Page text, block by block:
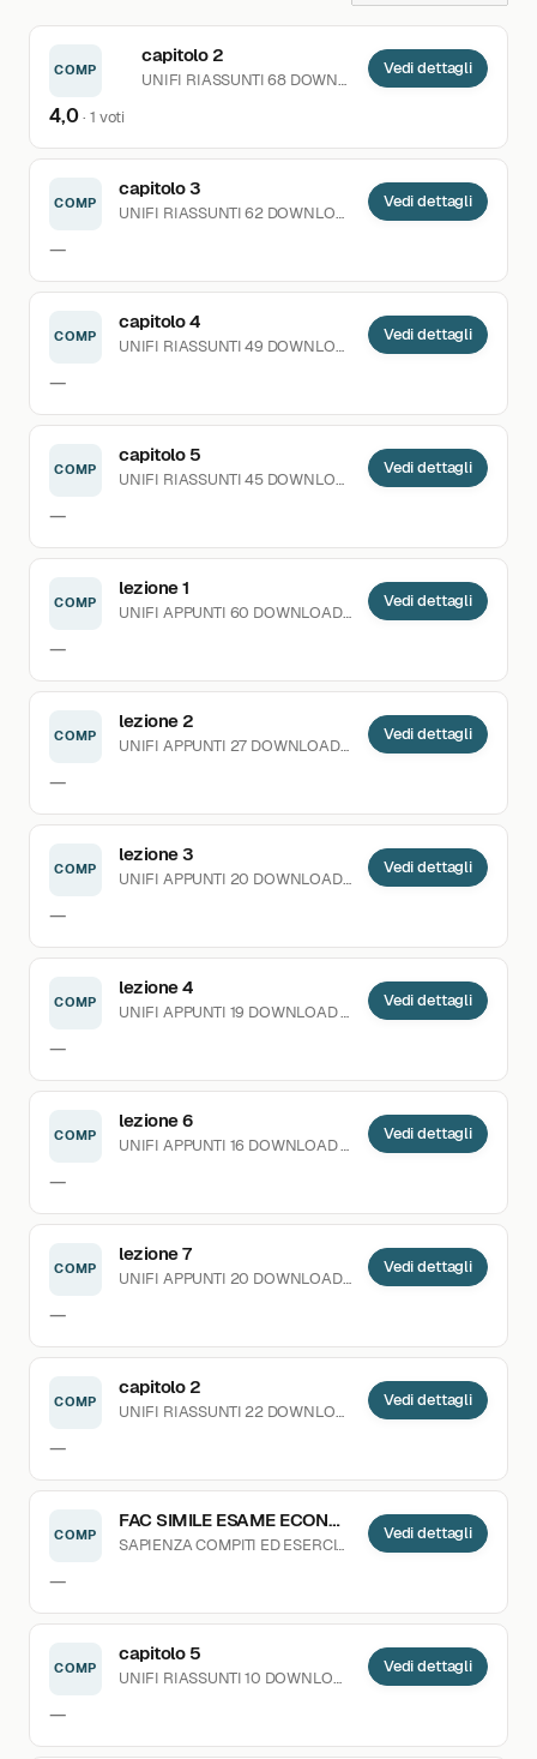
COMP
capitolo 2
UNIFI RIASSUNTI68 DOWNLOAD CARICATO
4,0 · 1 voti
Vedi dettagli
COMP
capitolo 3
UNIFI RIASSUNTI62 DOWNLOAD CARICATO 02.04.2020
—
Vedi dettagli
COMP
capitolo 4
UNIFI RIASSUNTI49 DOWNLOAD CARICATO 02.04.2020
—
Vedi dettagli
COMP
capitolo 5
UNIFI RIASSUNTI45 DOWNLOAD CARICATO 02.04.2020
—
Vedi dettagli
COMP
lezione 1
UNIFI APPUNTI 60 DOWNLOADCARICATO 03.04.2020
—
Vedi dettagli
COMP
lezione 2
UNIFI APPUNTI 27 DOWNLOADCARICATO 03.04.2020
—
Vedi dettagli
COMP
lezione 3
UNIFI APPUNTI 20 DOWNLOADCARICATO 03.04.2020
—
Vedi dettagli
COMP
lezione 4
UNIFI APPUNTI 19 DOWNLOADCARICATO 03.04.2020
—
Vedi dettagli
COMP
lezione 6
UNIFI APPUNTI 16 DOWNLOADCARICATO 03.04.2020
—
Vedi dettagli
COMP
lezione 7
UNIFI APPUNTI 20 DOWNLOADCARICATO 03.04.2020
—
Vedi dettagli
COMP
capitolo 2
UNIFI RIASSUNTI22 DOWNLOAD CARICATO 03.04.2020
—
Vedi dettagli
COMP
FAC SIMILE ESAME ECONOMIA AZIENDALE
SAPIENZACOMPITI ED ESERCITAZIONI CARICATO
—
Vedi dettagli
COMP
capitolo 5
UNIFI RIASSUNTI10 DOWNLOAD CARICATO 03.04.2020
—
Vedi dettagli